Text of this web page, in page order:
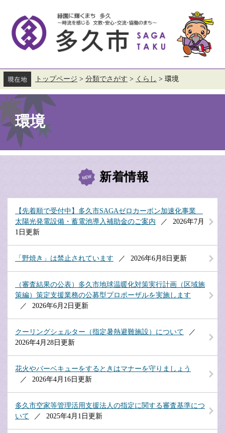
す。
し
本
文
へ
トップページ > 分類でさがす > くらし > 環境
本
文
環境
新着情報
【先着順で受付中】多久市SAGAゼロカーボン加速化事業
太陽光発電設備・蓄電池導入補助金のご案内
2026年7月
1日更新
「野焼き」は禁止されています 2026年6月8日更新
（審査結果の公表）多久市地球温暖化対策実行計画（区域施
策編）策定支援業務の公募型プロポーザルを実施します
2026年6月2日更新
クーリングシェルター（指定暑熱避難施設）について
2026年4月28日更新
花火やバーベキューをするときはマナーを守りましょう
2026年4月16日更新
多久市空家等管理活用支援法人の指定に関する審査基準につ
いて
2025年4月1日更新